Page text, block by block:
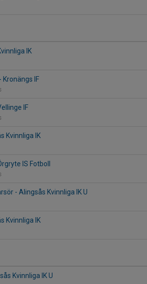
IK
Kronängs IF
IF
Kvinnliga IK
IS Fotboll
- Alingsås Kvinnliga IK U
Kvinnliga IK
Kvinnliga IK U